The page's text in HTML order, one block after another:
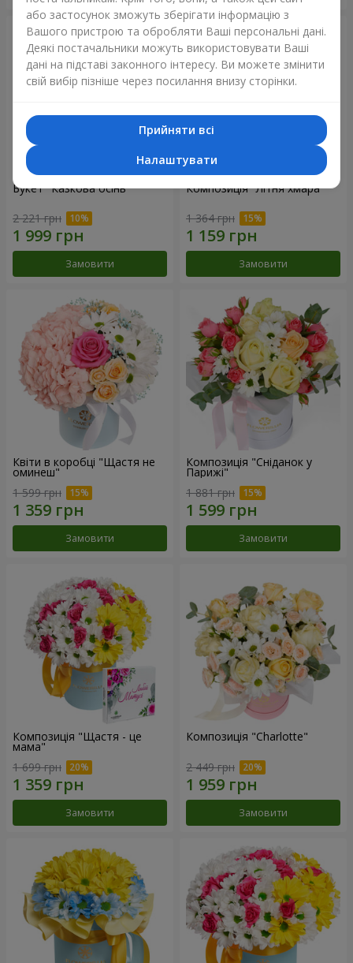
Букет "Казкова осінь"
2 221 грн
Замовити
Композиція "Літня хмара"
1 364 грн
Замовити
Квіти в коробці "Щастя не
оминеш"
1 599 грн
Замовити
Композиція "Сніданок у
Парижі"
1 881 грн
Замовити
Композиція "Щастя - це
мама"
1 699 грн
Замовити
Композиція "Charlotte"
2 449 грн
Замовити
або застосунок зможуть зберігати інформацію з
Вашого пристрою та обробляти Ваші персональні дані.
Деякі постачальники можуть використовувати Ваші
дані на підставі законного інтересу. Ви можете змінити
свій вибір пізніше через посилання внизу сторінки.
Прийняти всі
Налаштувати